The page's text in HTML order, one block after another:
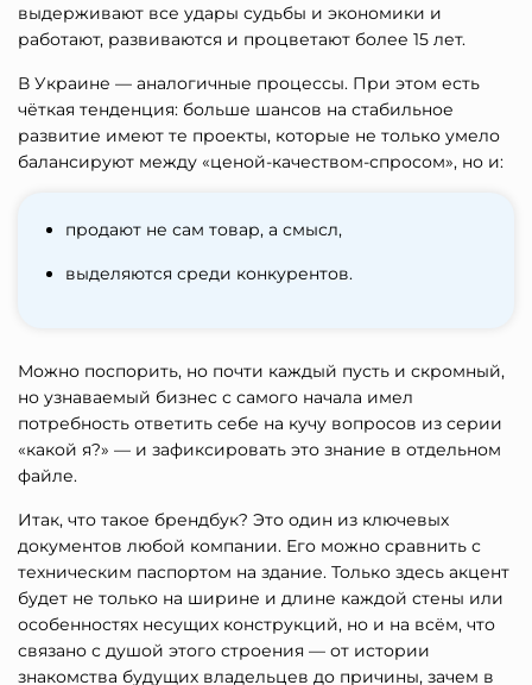
выдерживают все удары судьбы и экономики и
работают, развиваются и процветают более 15 лет.
В Украине — аналогичные процессы. При этом есть
чёткая тенденция: больше шансов на стабильное
развитие имеют те проекты, которые не только умело
балансируют между «ценой-качеством-спросом», но и:
продают не сам товар, а смысл,
выделяются среди конкурентов.
Можно поспорить, но почти каждый пусть и скромный,
но узнаваемый бизнес с самого начала имел
потребность ответить себе на кучу вопросов из серии
«какой я?» — и зафиксировать это знание в отдельном
файле.
Итак, что такое брендбук? Это один из ключевых
документов любой компании. Его можно сравнить с
техническим паспортом на здание. Только здесь акцент
будет не только на ширине и длине каждой стены или
особенностях несущих конструкций, но и на всём, что
связано с душой этого строения — от истории
знакомства будущих владельцев до причины, зачем в